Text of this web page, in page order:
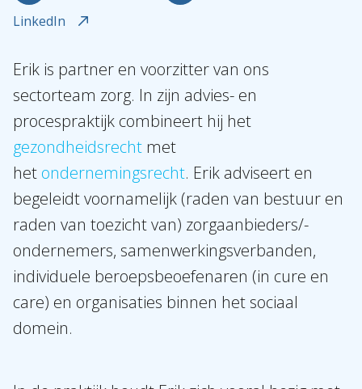
LinkedIn
Erik is partner en voorzitter van ons
sectorteam zorg. In zijn advies- en
procespraktijk combineert hij het
gezondheidsrecht met
het ondernemingsrecht. Erik adviseert en
begeleidt voornamelijk (raden van bestuur en
raden van toezicht van) zorgaanbieders/-
ondernemers, samenwerkingsverbanden,
individuele beroepsbeoefenaren (in cure en
care) en organisaties binnen het sociaal
domein.